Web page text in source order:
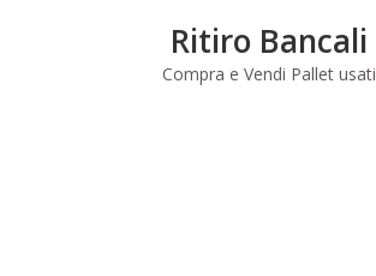
Ritiro Bancali
Compra e Vendi Pallet usati